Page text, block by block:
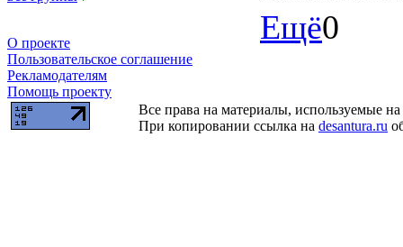
О проекте
Пользовательское соглашение
Рекламодателям
Помощь проекту
Ещё0
Все права на материалы, используемые
При копировании ссылка на desantura.ru